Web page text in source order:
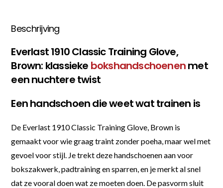
Beschrijving
Everlast 1910 Classic Training Glove,
Brown: klassieke bokshandschoenenmet
een nuchtere twist
Een handschoen die weet wat trainen is
De Everlast 1910 Classic Training Glove, Brown is
gemaakt voor wie graag traint zonder poeha, maar wel met
gevoel voor stijl. Je trekt deze handschoenen aan voor
bokszakwerk, padtraining en sparren, en je merkt al snel
dat ze vooral doen wat ze moeten doen. De pasvorm sluit